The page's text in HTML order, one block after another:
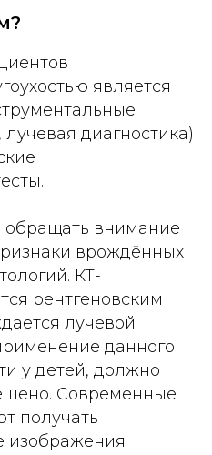
является
диагностика)
обращать внимание
врождённых
КТ-
рентгеновским
лучевой
данного
у детей, должно
Современные
получать
изображения